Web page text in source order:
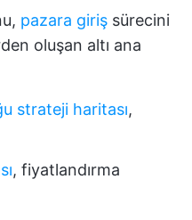
pazara giriş sürecini
oluşan altı ana
strateji haritası,
, fiyatlandırma